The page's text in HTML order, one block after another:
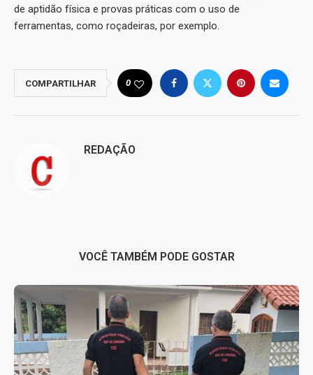
de aptidão física e provas práticas com o uso de
ferramentas, como roçadeiras, por exemplo.
COMPARTILHAR 0
REDAÇÃO
VOCÊ TAMBÉM PODE GOSTAR